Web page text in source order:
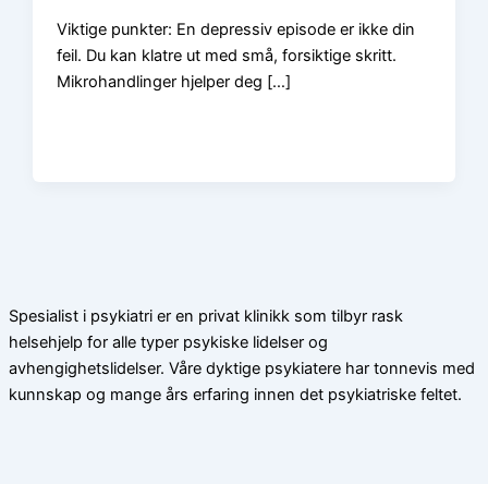
Viktige punkter: En depressiv episode er ikke din
feil. Du kan klatre ut med små, forsiktige skritt.
Mikrohandlinger hjelper deg […]
Spesialist i psykiatri er en privat klinikk som tilbyr rask
helsehjelp for alle typer psykiske lidelser og
avhengighetslidelser. Våre dyktige psykiatere har tonnevis med
kunnskap og mange års erfaring innen det psykiatriske feltet.